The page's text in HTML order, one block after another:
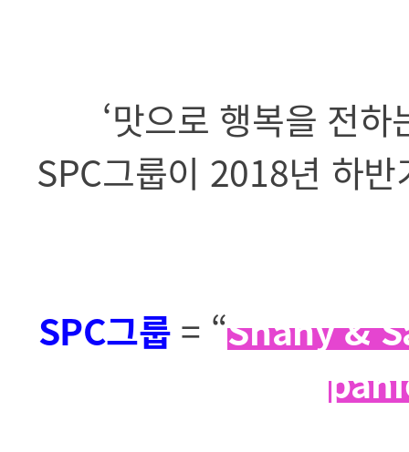
‘맛으로 행복을 전
SPC그룹이 2018년 하
SPC그룹 = “Shany &